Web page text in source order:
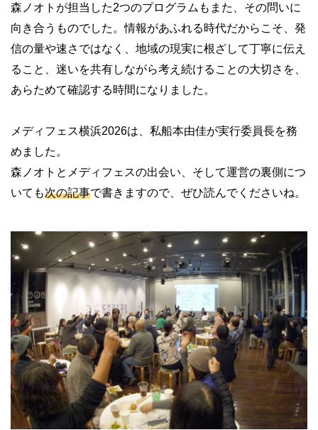
森ノオトが担当した2つのプログラムもまた、その問いに
向き合うものでした。情報があふれる時代だからこそ、発
信の量や速さではなく、地域の現実に根ざして丁寧に伝え
ること、迷いを共有しながら考え続けることの大切さを、
あらためて確認する時間になりました。
メディフェス横浜2026は、私船本由佳が実行委員長を務
めました。
森ノオトとメディフェスの出会い、そして運営の裏側につ
いても次の記事で書きますので、ぜひ読んでくださいね。